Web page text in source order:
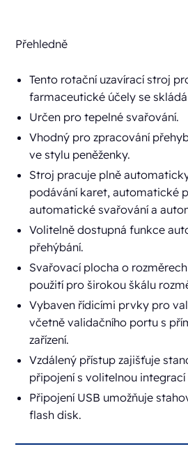
Přehledně
Tento rotační uzavírací stroj
farmaceutické účely se
Určen pro tepelné svařování.
Vhodný pro zpracování
ve stylu peněženky.
Stroj pracuje plně
podávání karet, automatické
automatické svařování a
Volitelně dostupná funkce
přehýbání.
Svařovací plocha o
použití pro širokou škálu
Vybaven řídicími prvky pro
včetně validačního portu s
zařízení.
Vzdálený přístup zajišťuje
připojení s volitelnou integrací
Připojení USB umožňuje
flash disk.